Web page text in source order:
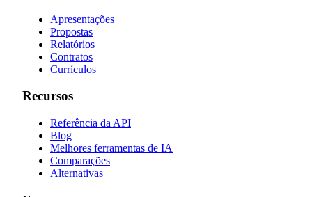
Apresentações
Propostas
Relatórios
Contratos
Currículos
Recursos
Referência da API
Blog
Melhores ferramentas de IA
Comparações
Alternativas